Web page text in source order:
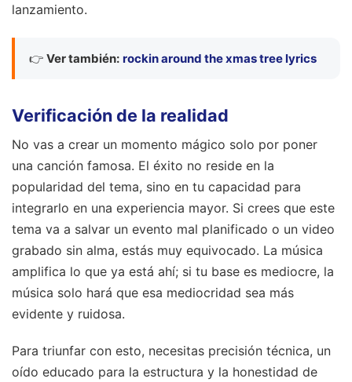
lanzamiento.
👉 Ver también: rockin around the xmas tree lyrics
Verificación de la realidad
No vas a crear un momento mágico solo por poner
una canción famosa. El éxito no reside en la
popularidad del tema, sino en tu capacidad para
integrarlo en una experiencia mayor. Si crees que este
tema va a salvar un evento mal planificado o un video
grabado sin alma, estás muy equivocado. La música
amplifica lo que ya está ahí; si tu base es mediocre, la
música solo hará que esa mediocridad sea más
evidente y ruidosa.
Para triunfar con esto, necesitas precisión técnica, un
oído educado para la estructura y la honestidad de